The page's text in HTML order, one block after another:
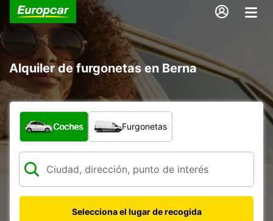
Alquiler de furgonetas en Berna
¿Qué tipo de vehículo?
Coches Furgonetas
Selecciona el lugar de recogida